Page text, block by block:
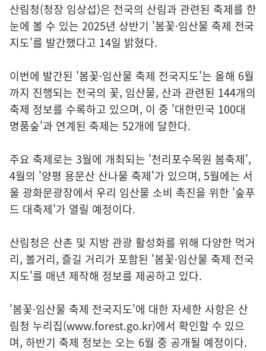
산림청(청장 임상섭)은 전국의 산림과 관련된 축제를 한
눈에 볼 수 있는 2025년 상반기 '봄꽃·임산물 축제 전국
지도'를 발간했다고 14일 밝혔다.
이번에 발간된 '봄꽃·임산물 축제 전국지도'는 올해 6월
까지 진행되는 전국의 꽃, 임산물, 산과 관련된 144개의
축제 정보를 수록하고 있으며, 이 중 '대한민국 100대
명품숲'과 연계된 축제는 52개에 달한다.
주요 축제로는 3월에 개최되는 '천리포수목원 봄축제',
4월의 '양평 용문산 산나물 축제'가 있으며, 5월에는 서
울 광화문광장에서 우리 임산물 소비 촉진을 위한 '숲푸
드 대축제'가 열릴 예정이다.
산림청은 산촌 및 지방 관광 활성화를 위해 다양한 먹거
리, 볼거리, 즐길 거리가 포함된 '봄꽃·임산물 축제 전국
지도'를 매년 제작해 정보를 제공하고 있다.
'봄꽃·임산물 축제 전국지도'에 대한 자세한 사항은 산
림청 누리집(www.forest.go.kr)에서 확인할 수 있으
며, 하반기 축제 정보는 오는 6월 중 공개될 예정이다.